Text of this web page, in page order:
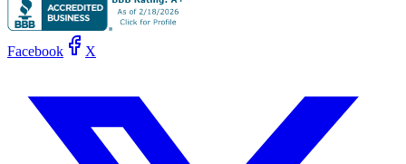
Facebook X